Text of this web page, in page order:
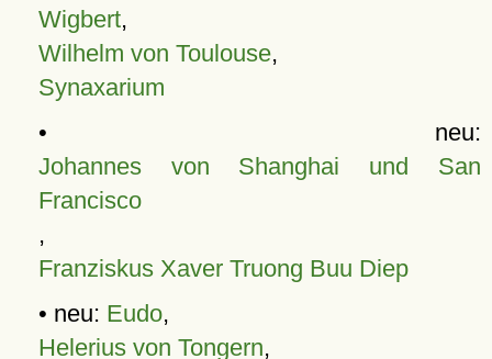
Wigbert,
Wilhelm von Toulouse,
Synaxarium
• neu:
Johannes von Shanghai und San
Francisco
,
Franziskus Xaver Truong Buu Diep
• neu: Eudo,
Helerius von Tongern,